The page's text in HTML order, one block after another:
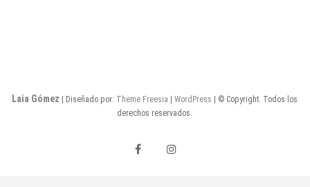
Laia Gómez | Diseñado por: Theme Freesia |WordPress
| © Copyright. Todos los
derechos reservados.
facebookinstagram